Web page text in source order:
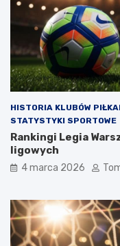
HISTORIA KLUBÓW
STATYSTYKI SPORTOWE
Rankingi Legia
ligowych
4 marca 2026